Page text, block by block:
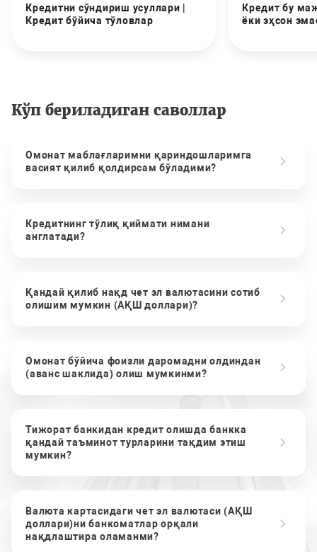
Кредитни сўндириш усуллари |
Кредит бўйича тўловлар
Кредит бу
ёки эҳсон
Кўп бериладиган саволлар
Омонат маблағларимни қариндошларимга
васият қилиб қолдирсам бўладими?
Кредитнинг тўлиқ қиймати нимани
англатади?
Қандай қилиб нақд чет эл валютасини сотиб
олишим мумкин (АҚШ доллари)?
Омонат бўйича фоизли даромадни олдиндан
(аванс шаклида) олиш мумкинми?
Тижорат банкидан кредит олишда банкка
қандай таъминот турларини тақдим этиш
мумкин?
Валюта картасидаги чет эл валютаси (АҚШ
доллари)ни банкоматлар орқали
нақдлаштира оламанми?